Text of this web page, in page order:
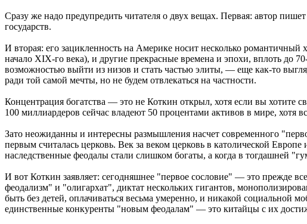
Сразу же надо предупредить читателя о двух вещах. Первая: автор
государств.
И вторая: его зацикленность на Америке носит несколько
начало XIX-го века), и другие прекрасные времена и эпохи, вплоть до
возможностью выйти из низов и стать частью элиты, — еще как-то
ради той самой мечты, но не будем отвлекаться на частности.
Концентрация богатства — это не Коткин открыл, хотя если вы
100 миллиардеров сейчас владеют 50 процентами активов в мире, хотя
Зато неожиданны и интересны размышления насчет современного
первым считалась церковь. Век за веком церковь в католической
наследственные феодалы стали слишком богаты, а когда в тогдашней
И вот Коткин заявляет: сегодняшнее "первое сословие" — это прежде
феодализм" и "олигархат", диктат нескольких гигантов,
быть без детей, оплачиваться весьма умеренно, и никакой социальной
единственные конкуренты "новым феодалам" — это китайцы с их